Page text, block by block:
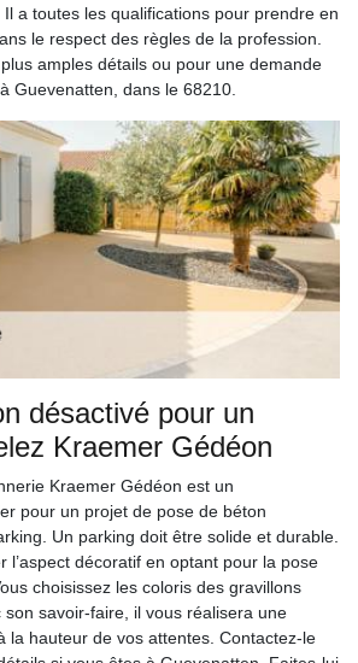
a toutes les qualifications pour prendre en
le respect des règles de la profession.
amples détails ou pour une demande
Guevenatten, dans le 68210.
désactivé pour un
Kraemer Gédéon
Kraemer Gédéon est un
pour un projet de pose de béton
Un parking doit être solide et durable.
l’aspect décoratif en optant pour la pose
choisissez les coloris des gravillons
son savoir-faire, il vous réalisera une
la hauteur de vos attentes. Contactez-le